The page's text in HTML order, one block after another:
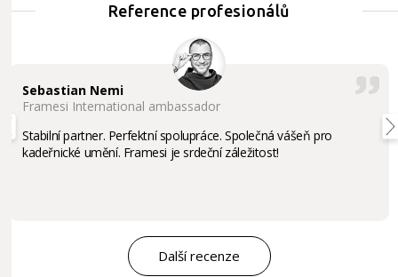
Reference profesionálů
Sebastian Nemi
Framesi International ambassador
Stabilní partner. Perfektní spolupráce. Společná vášeň pro
kadeřnické umění. Framesi je srdeční záležitost!
Další recenze